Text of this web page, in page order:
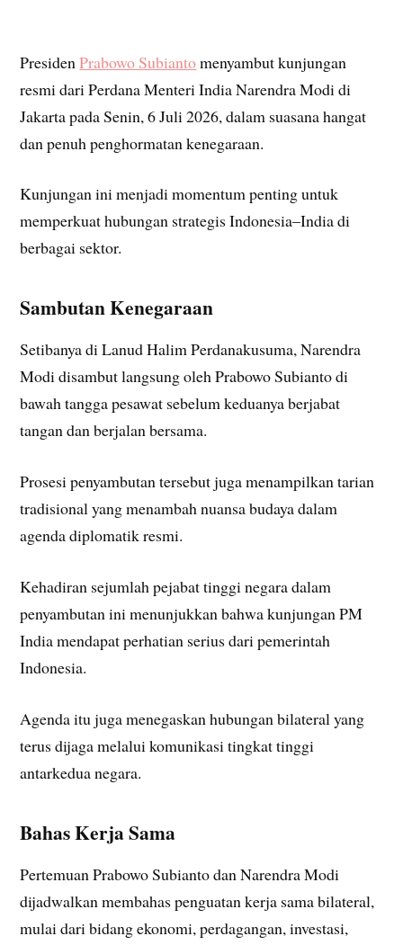
PresidenPrabowo Subiantomenyambut kunjungan
resmi dari Perdana Menteri India Narendra Modi di
Jakarta pada Senin, 6 Juli 2026, dalam suasana hangat
dan penuh penghormatan kenegaraan.
Kunjungan ini menjadi momentum penting untuk
memperkuat hubungan strategis Indonesia–India di
berbagai sektor.
Sambutan Kenegaraan
Setibanya di Lanud Halim Perdanakusuma, Narendra
Modi disambut langsung oleh Prabowo Subianto di
bawah tangga pesawat sebelum keduanya berjabat
tangan dan berjalan bersama.
Prosesi penyambutan tersebut juga menampilkan tarian
tradisional yang menambah nuansa budaya dalam
agenda diplomatik resmi.
Kehadiran sejumlah pejabat tinggi negara dalam
penyambutan ini menunjukkan bahwa kunjungan PM
India mendapat perhatian serius dari pemerintah
Indonesia.
Agenda itu juga menegaskan hubungan bilateral yang
terus dijaga melalui komunikasi tingkat tinggi
antarkedua negara.
Bahas Kerja Sama
Pertemuan Prabowo Subianto dan Narendra Modi
dijadwalkan membahas penguatan kerja sama bilateral,
mulai dari bidang ekonomi, perdagangan, investasi,